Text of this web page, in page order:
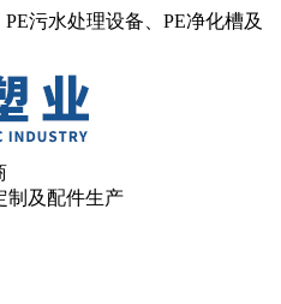
污水处理设备、PE净化槽及
制及配件生产